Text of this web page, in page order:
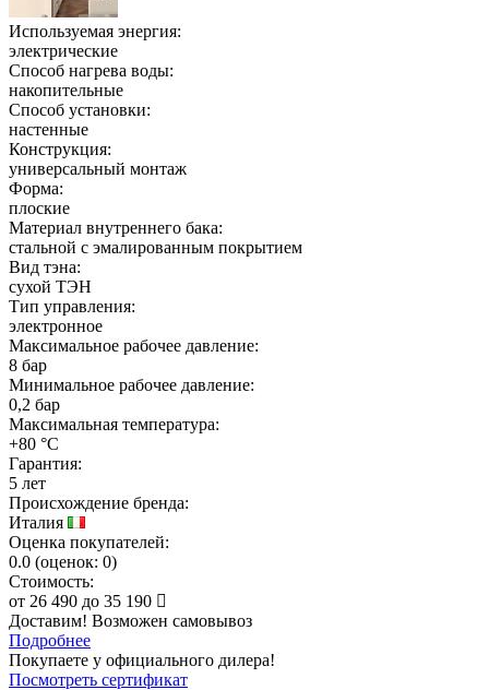
Используемая энергия:
электрические
Способ нагрева воды:
накопительные
Способ установки:
настенные
Конструкция:
универсальный монтаж
Форма:
плоские
Материал внутреннего бака:
стальной с эмалированным покрытием
Вид тэна:
сухой ТЭН
Тип управления:
электронное
Максимальное рабочее давление:
8 бар
Минимальное рабочее давление:
0,2 бар
Максимальная температура:
+80 °C
Гарантия:
5 лет
Происхождение бренда:
Италия
Оценка покупателей:
0.0 (оценок: 0)
Стоимость:
от 26 490 до 35 190
Доставим! Возможен самовывоз
Подробнее
Покупаете у официального дилера!
Посмотреть сертификат